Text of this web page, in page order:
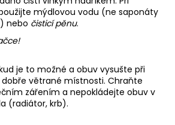
mýdlovou vodu (ne saponáty
nebo čisticí pěnu.
je to možné a obuv vysušte při
větrané místnosti. Chraňte
zářením a nepokládejte obuv v
(radiátor, krb).